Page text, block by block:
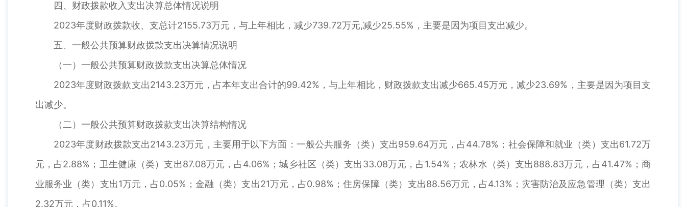
四、财政拨款收入支出决算总体情况说明
2023年度财政拨款收、支总计2155.73万元，与上年相比，减少739.72万元,减少25.55%，主要是因为项目支出减少。
五、一般公共预算财政拨款支出决算情况说明
（一）一般公共预算财政拨款支出决算总体情况
2023年度财政拨款支出2143.23万元，占本年支出合计的99.42%，与上年相比，财政拨款支出减少665.45万元，减少23.69%，主要是因为项目支
出减少。
（二）一般公共预算财政拨款支出决算结构情况
2023年度财政拨款支出2143.23万元，主要用于以下方面：一般公共服务（类）支出959.64万元，占44.78%；社会保障和就业（类）支出61.72万
元，占2.88%；卫生健康（类）支出87.08万元，占4.06%；城乡社区（类）支出33.08万元，占1.54%；农林水（类）支出888.83万元，占41.47%；商
业服务业（类）支出1万元，占0.05%；金融（类）支出21万元，占0.98%；住房保障（类）支出88.56万元，占4.13%；灾害防治及应急管理（类）支出
2.32万元，占0.11%。